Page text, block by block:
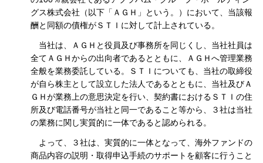
グス株式会社（以下「ＡＧＨ」という。）において、当該報
酬と同額の債権がＳＴＩに対して計上されている。
当社は、ＡＧＨと役員及び事務所を同じくし、当社社員は
全てＡＧＨからの出向者であるとともに、ＡＧＨへ管理業務
全般を業務委託している。ＳＴＩについても、当社の取締役
が自ら株主として設立した法人であるとともに、当社及びＡ
ＧＨが業務上の意思決定を行い、契約書におけるＳＴＩの住
所及び電話番号が当社と同一であること等から、３社は当社
の業務に関し実質的に一体であると認められる。
よって、３社は、実質的に一体となって、海外ファンドの
商品内容の説明・取得申込手続のサポートを顧客に行うこと